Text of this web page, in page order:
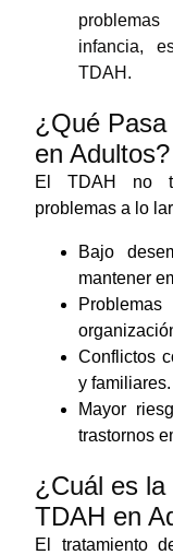
infancia,
TDAH.
¿Qué
en Adultos?
El TDAH no
problemas a lo
Bajo
mantener
Conflictos
y familiares.
Mayor
trastornos
¿Cuál es la
TDAH en
El tratamiento